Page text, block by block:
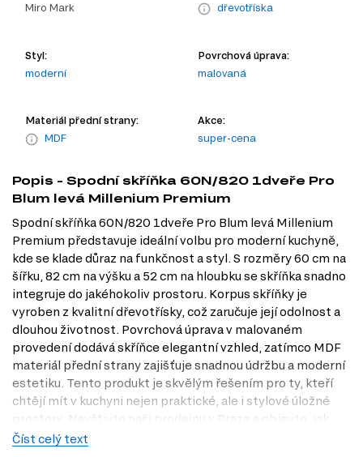
Miro Mark
dřevotříska
Styl:
moderní
Povrchová úprava:
malovaná
Materiál přední strany:
MDF
Akce:
super-cena
Popis - Spodní skříňka 60N/820 1dveře Pro
Blum levá Millenium Premium
Spodní skříňka 60N/820 1dveře Pro Blum levá Millenium
Premium představuje ideální volbu pro moderní kuchyně,
kde se klade důraz na funkčnost a styl. S rozměry 60 cm na
šířku, 82 cm na výšku a 52 cm na hloubku se skříňka snadno
integruje do jakéhokoliv prostoru. Korpus skříňky je
vyroben z kvalitní dřevotřísky, což zaručuje její odolnost a
dlouhou životnost. Povrchová úprava v malovaném
provedení dodává skříňce elegantní vzhled, zatímco MDF
materiál přední strany zajišťuje snadnou údržbu a moderní
estetiku. Tento produkt je skvělým řešením pro ty, kteří
chtějí mít v kuchyni nejen praktické, ale i stylové úložné
prostory. Navštivte naši prodejnu v Praze a objevte, jak
může tato skříňka obohatit vaši kuchyň!
Číst celý text